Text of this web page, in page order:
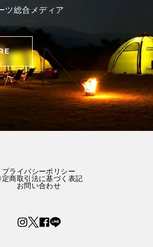
ツ総合メディア
プライバシーポリシー
定商取引法に基づく表記
お問い合わせ